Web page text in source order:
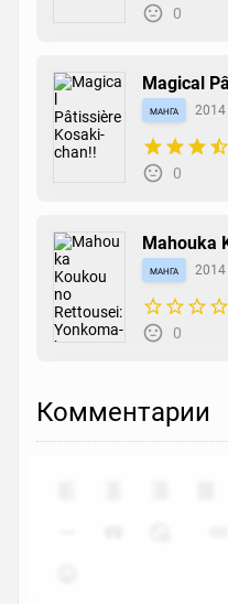
0
Magical
манга 2014
0
Mahouka
Yonkoma-
манга 2014
0
Комментарии